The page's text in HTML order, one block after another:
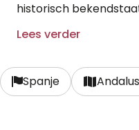
historisch
Calidad Superior. De
traditionele
ximenezdruiven
Lees verder
Spanje